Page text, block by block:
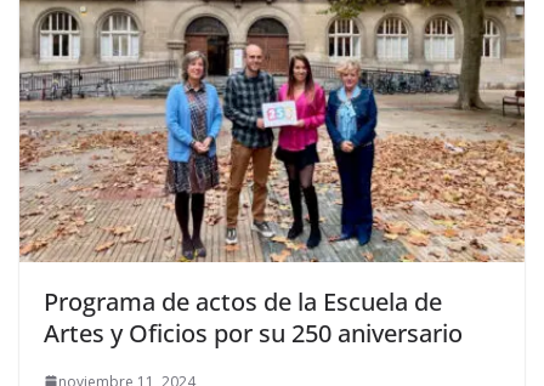
Programa de actos de la Escuela de
Artes y Oficios por su 250 aniversario
noviembre 11, 2024